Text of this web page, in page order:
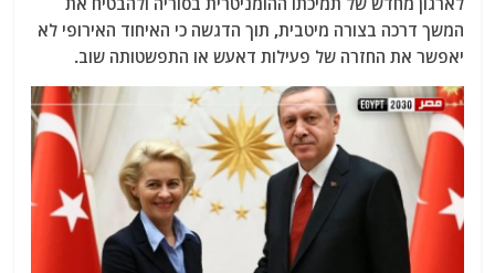
המשך דרכה בצורה מיטבית, תוך הדגשה כי האיחוד האירופי לא
יאפשר את החזרה של פעילות דאעש או התפשטותה שוב.